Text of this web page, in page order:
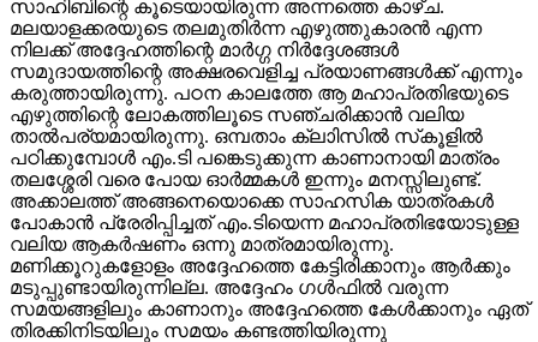
സാഹിബിന്റെ കൂടെയായിരുന്ന അന്നത്തെ കാഴ്ച.
മലയാളക്കരയുടെ തലമുതിര്‍ന്ന എഴുത്തുകാരന്‍ എന്ന
നിലക്ക് അദ്ദേഹത്തിന്റെ മാര്‍ഗ്ഗ നിര്‍ദ്ദേശങ്ങള്‍
സമുദായത്തിന്റെ അക്ഷരവെളിച്ച പ്രയാണങ്ങള്‍ക്ക് എന്നും
കരുത്തായിരുന്നു. പഠന കാലത്തേ ആ മഹാപ്രതിഭയുടെ
എഴുത്തിന്റെ ലോകത്തിലൂടെ സഞ്ചരിക്കാന്‍ വലിയ
താല്‍പര്യമായിരുന്നു. ഒമ്പതാം ക്ലാിസില്‍ സ്‌കൂളില്‍
പഠിക്കുമ്പോള്‍ എം.ടി പങ്കെടുക്കുന്ന കാണാനായി മാത്രം
തലശ്ശേരി വരെ പോയ ഓര്‍മ്മകള്‍ ഇന്നും മനസ്സിലുണ്ട്.
അക്കാലത്ത് അങ്ങനെയൊക്കെ സാഹസിക യാത്രകള്‍
പോകാന്‍ പ്രേരിപ്പിച്ചത് എം.ടിയെന്ന മഹാപ്രതിഭയോടുള്ള
വലിയ ആകര്‍ഷണം ഒന്നു മാത്രമായിരുന്നു.
മണിക്കൂറുകളോളം അദ്ദേഹത്തെ കേട്ടിരിക്കാനും ആര്‍ക്കും
മടുപ്പുണ്ടായിരുന്നില്ല. അദ്ദേഹം ഗള്‍ഫില്‍ വരുന്ന
സമയങ്ങളിലും കാണാനും അദ്ദേഹത്തെ കേള്‍ക്കാനും ഏത്
തിരക്കിനിടയിലും സമയം കണ്ടത്തിയിരുന്നു